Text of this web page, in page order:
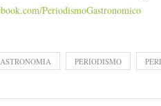
PeriodismoGastronomico
PERIODISMO